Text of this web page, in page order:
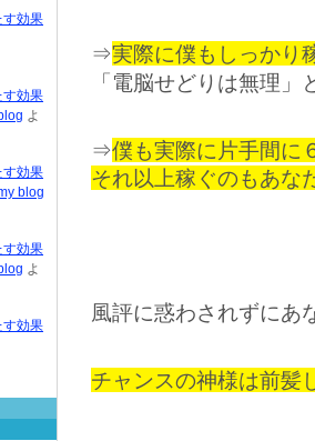
⇒実際に僕もしっかり
「電脳せどりは無理」
⇒僕も実際に片手間に
それ以上稼ぐのもあな
風評に惑わされずにあ
チャンスの神様は前髪
す効果
す効果
よ
す効果
blog
す効果
よ
す効果